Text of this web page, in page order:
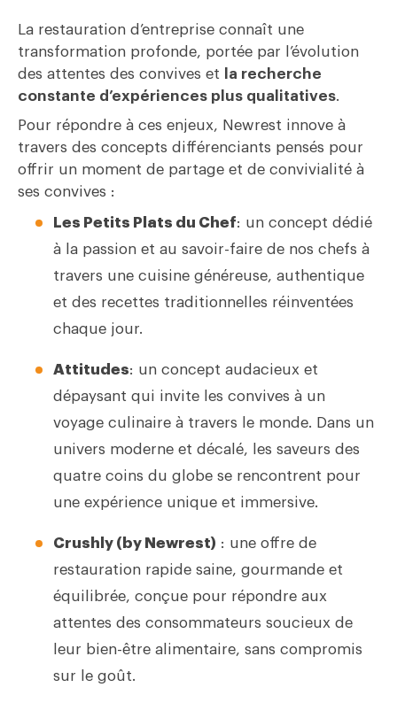
La restauration d’entreprise connaît une
transformation profonde, portée par l’évolution
des attentes des convives et
la recherche
constante d’expériences plus qualitatives.
Pour répondre à ces enjeux, Newrest innove à
travers des concepts différenciants pensés pour
offrir un moment de partage et de convivialité à
ses convives :
Les Petits Plats du Chef: un concept dédié
à la passion et au savoir-faire de nos chefs à
travers une cuisine généreuse, authentique
et des recettes traditionnelles réinventées
chaque jour.
Attitudes: un concept audacieux et
dépaysant qui invite les convives à un
voyage culinaire à travers le monde. Dans un
univers moderne et décalé, les saveurs des
quatre coins du globe se rencontrent pour
une expérience unique et immersive.
Crushly (by Newrest) : une offre de
restauration rapide saine, gourmande et
équilibrée, conçue pour répondre aux
attentes des consommateurs soucieux de
leur bien-être alimentaire, sans compromis
sur le goût.